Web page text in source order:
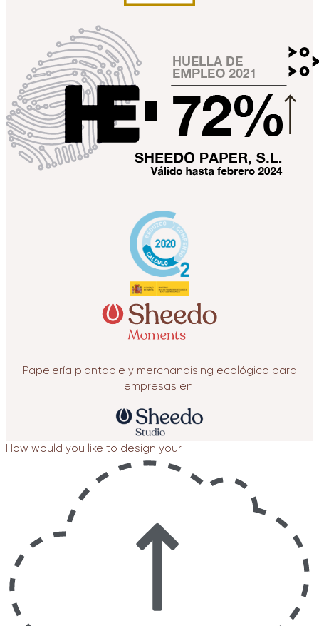
Papelería plantable y merchandising ecológico para
empresas en:
How would you like to design your